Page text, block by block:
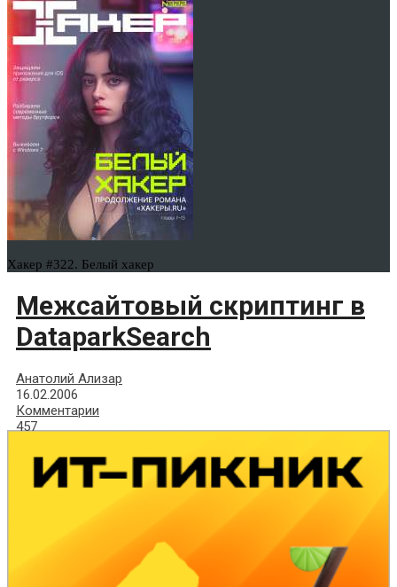
Хакер #322. Белый хакер
Межсайтовый скриптинг в
DataparkSearch
Анатолий Ализар
16.02.2006
Комментарии
457